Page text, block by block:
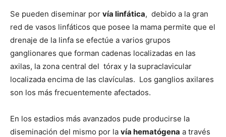
Se pueden diseminar por vía linfática, debido a la gran
red de vasos linfáticos que posee la mama permite que el
drenaje de la linfa se efectúe a varios grupos
ganglionares que forman cadenas localizadas en las
axilas, la zona central del tórax y la supraclavicular
localizada encima de las clavículas. Los ganglios axilares
son los más frecuentemente afectados.
En los estadios más avanzados pude producirse la
diseminación del mismo por la vía hematógena a través